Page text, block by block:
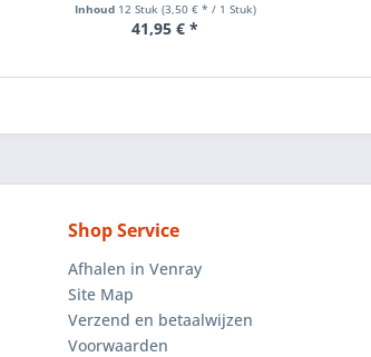
Inhoud 12 Stuk (3,50 € * / 1 Stuk)
41,95 € *
Shop Service
Afhalen in Venray
Site Map
Verzend en betaalwijzen
Voorwaarden